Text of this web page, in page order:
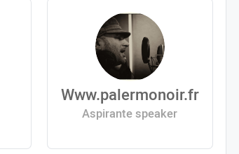
Www.palermonoir.fr
Aspirante speaker